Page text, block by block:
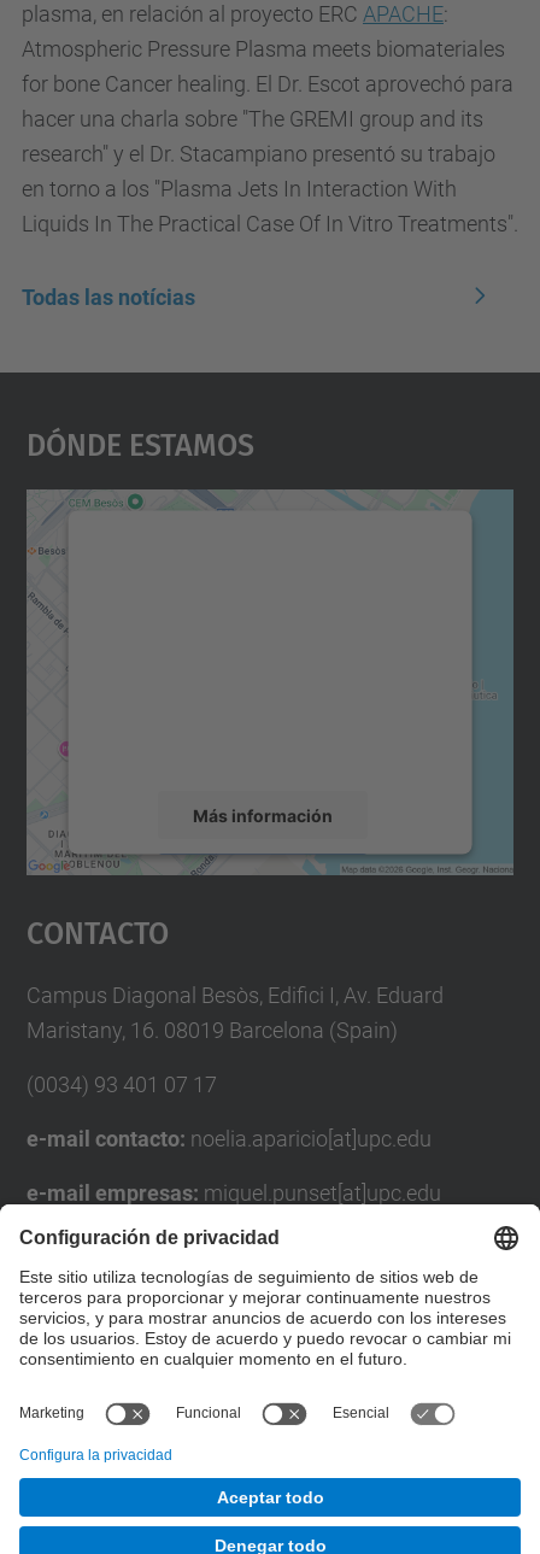
plasma, en relación al proyecto ERC APACHE:
Atmospheric Pressure Plasma meets biomateriales
for bone Cancer healing. El Dr. Escot aprovechó para
hacer una charla sobre "The GREMI group and its
research" y el Dr. Stacampiano presentó su trabajo
en torno a los "Plasma Jets In Interaction With
Liquids In The Practical Case Of In Vitro Treatments".
Todas las notícias
Dónde Estamos
Más información
Aceptar
powered by
Contacto
Campus Diagonal Besòs, Edifici I, Av. Eduard
Maristany, 16. 08019 Barcelona (Spain)
(0034) 93 401 07 17
e-mail contacto: noelia.aparicio[at]upc.edu
e-mail empresas: miquel.punset[at]upc.edu
Formulario de contacto
Lista Redes Sociales